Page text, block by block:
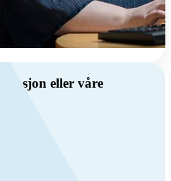
eller våre